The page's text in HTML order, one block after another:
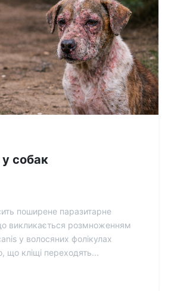
собак
поширене паразитарне
викликається розмноженням
у волосяних фолікулах
що кліщі переходять...